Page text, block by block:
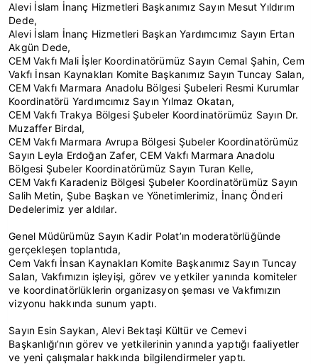
Alevi İslam İnanç Hizmetleri Başkanımız Sayın Mesut Yıldırım
Dede,
Alevi İslam İnanç Hizmetleri Başkan Yardımcımız Sayın Ertan
Akgün Dede,
CEM Vakfı Mali İşler Koordinatörümüz Sayın Cemal Şahin, Cem
Vakfı İnsan Kaynakları Komite Başkanımız Sayın Tuncay Salan,
CEM Vakfı Marmara Anadolu Bölgesi Şubeleri Resmi Kurumlar
Koordinatörü Yardımcımız Sayın Yılmaz Okatan,
CEM Vakfı Trakya Bölgesi Şubeler Koordinatörümüz Sayın Dr.
Muzaffer Birdal,
CEM Vakfı Marmara Avrupa Bölgesi Şubeler Koordinatörümüz
Sayın Leyla Erdoğan Zafer, CEM Vakfı Marmara Anadolu
Bölgesi Şubeler Koordinatörümüz Sayın Turan Kelle,
CEM Vakfı Karadeniz Bölgesi Şubeler Koordinatörümüz Sayın
Salih Metin, Şube Başkan ve Yönetimlerimiz, İnanç Önderi
Dedelerimiz yer aldılar.
Genel Müdürümüz Sayın Kadir Polat’ın moderatörlüğünde
gerçekleşen toplantıda,
Cem Vakfı İnsan Kaynakları Komite Başkanımız Sayın Tuncay
Salan, Vakfımızın işleyişi, görev ve yetkiler yanında komiteler
ve koordinatörlüklerin organizasyon şeması ve Vakfımızın
vizyonu hakkında sunum yaptı.
Sayın Esin Saykan, Alevi Bektaşi Kültür ve Cemevi
Başkanlığı’nın görev ve yetkilerinin yanında yaptığı faaliyetler
ve yeni çalışmalar hakkında bilgilendirmeler yaptı.